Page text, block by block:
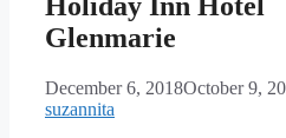
Holiday Inn Hotel
Glenmarie
December 6, 2018October 9,
suzannita